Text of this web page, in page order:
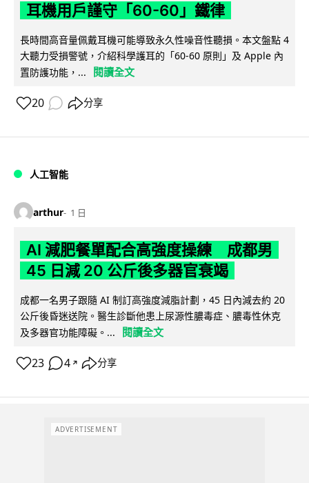
耳機用戶謹守「60-60」鐵律
長時間高音量佩戴耳機可能導致永久性噪音性聽損。本文盤點 4
大聽力受損警號，介紹科學護耳的「60-60 原則」及 Apple 內
置防護功能，...
閱讀全文
20 分享
人工智能
arthur 1 日
AI 減肥餐單配合高強度操練 成都男
45 日減 20 公斤後多器官衰竭
成都一名男子跟隨 AI 制訂高強度減脂計劃，45 日內減去約 20
公斤後昏迷送院。醫生診斷他患上尿源性膿毒症、膿毒性休克
及多器官功能障礙。...
閱讀全文
23 4 ↗ 分享
ADVERTISEMENT